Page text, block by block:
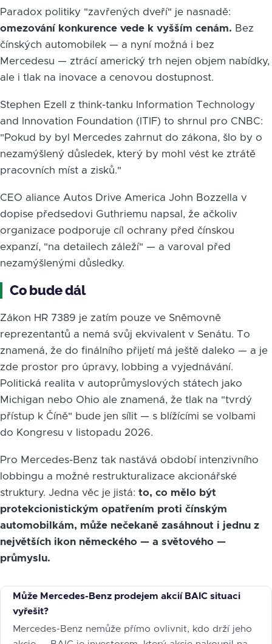
Paradox politiky "zavřených dveří" je nasnadě:
omezování konkurence vede k vyšším cenám. Bez
čínských automobilek — a nyní možná i bez
Mercedesu — ztrácí americký trh nejen objem nabídky,
ale i tlak na inovace a cenovou dostupnost.
Stephen Ezell z think-tanku Information Technology
and Innovation Foundation (ITIF) to shrnul pro CNBC:
"Pokud by byl Mercedes zahrnut do zákona, šlo by o
nezamýšlený důsledek, který by mohl vést ke ztrátě
pracovních míst a zisků."
CEO aliance Autos Drive America John Bozzella v
dopise předsedovi Guthriemu napsal, že ačkoliv
organizace podporuje cíl ochrany před čínskou
expanzí, "na detailech záleží" — a varoval před
nezamýšlenými důsledky.
Co bude dál
Zákon HR 7389 je zatím pouze ve Sněmovně
reprezentantů a nemá svůj ekvivalent v Senátu. To
znamená, že do finálního přijetí má ještě daleko — a je
zde prostor pro úpravy, lobbing a vyjednávání.
Politická realita v autoprůmyslových státech jako
Michigan nebo Ohio ale znamená, že tlak na "tvrdý
přístup k Číně" bude jen sílit — s blížícími se volbami
do Kongresu v listopadu 2026.
Pro Mercedes-Benz tak nastává období intenzivního
lobbingu a možné restrukturalizace akcionářské
struktury. Jedna věc je jistá: to, co mělo být
protekcionistickým opatřením proti čínským
automobilkám, může nečekaně zasáhnout i jednu z
největších ikon německého — a světového —
průmyslu.
Může Mercedes-Benz prodejem akcií BAIC situaci
vyřešit?
Mercedes-Benz nemůže přímo ovlivnit, kdo drží jeho